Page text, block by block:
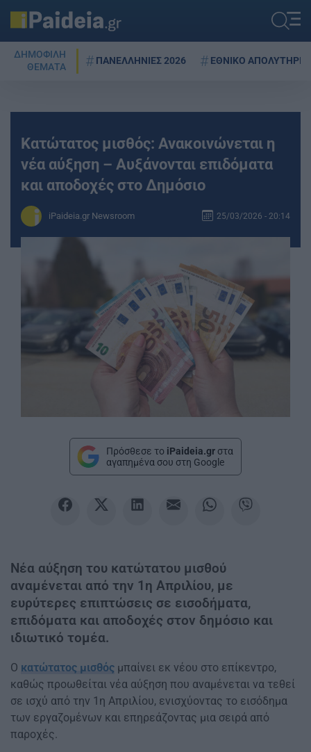
ΔΗΜΟΦΙΛΗ
ΘΕΜΑΤΑ
ΠΑΝΕΛΛΗΝΙΕΣ 2026 ΕΘΝΙΚΟ ΑΠΟΛΥΤΗΡΙΟ
Κατώτατος μισθός: Ανακοινώνεται η
νέα αύξηση – Αυξάνονται επιδόματα
και αποδοχές στο Δημόσιο
iPaideia.gr Newsroom 25/03/2026 - 20:14
Πρόσθεσε το iPaideia.gr στα
αγαπημένα σου στη Google
Νέα αύξηση του κατώτατου μισθού
αναμένεται από την 1η Απριλίου, με
ευρύτερες επιπτώσεις σε εισοδήματα,
επιδόματα και αποδοχές στον δημόσιο και
ιδιωτικό τομέα.
Ο κατώτατος μισθός μπαίνει εκ νέου στο επίκεντρο,
καθώς προωθείται νέα αύξηση που αναμένεται να τεθεί
σε ισχύ από την 1η Απριλίου, ενισχύοντας το εισόδημα
των εργαζομένων και επηρεάζοντας μια σειρά από
παροχές.